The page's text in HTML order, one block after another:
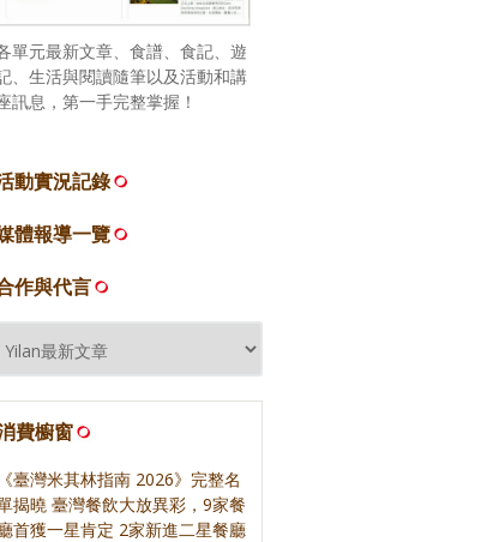
，早 ‧ 午 ‧
《紅茶經》‧ 寫樂文化
單元最新文章、食譜、食記、遊
、生活與閱讀隨筆以及活動和講
訊息，第一手完整掌握！
動實況記錄
體報導一覽
作與代言
費櫥窗
《臺灣米其林指南 2026》完整名
揭曉 臺灣餐飲大放異彩，9家餐
首獲一星肯定 2家新進二星餐廳